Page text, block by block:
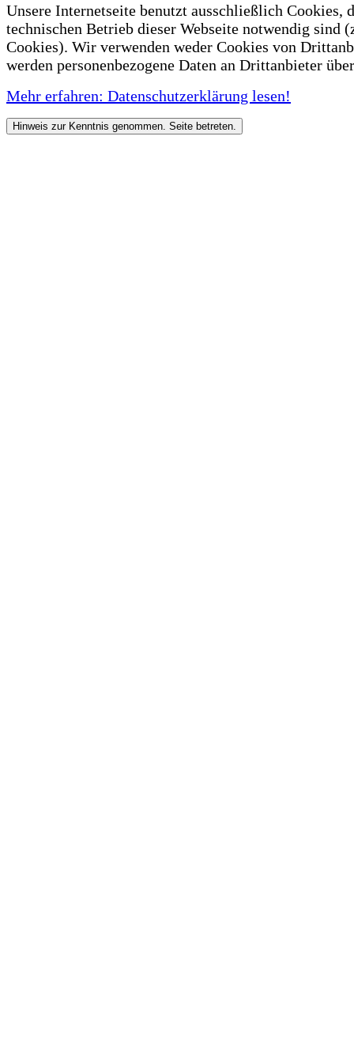
Unsere Internetseite benutzt ausschließlich Cookies,
technischen Betrieb dieser Webseite notwendig sind
Cookies). Wir verwenden weder Cookies von
werden personenbezogene Daten an Drittanbieter
Mehr erfahren: Datenschutzerklärung lesen!
Hinweis zur Kenntnis genommen. Seite betreten.